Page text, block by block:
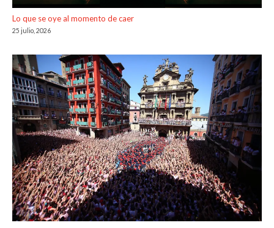
Lo que se oye al momento de caer
25 julio, 2026